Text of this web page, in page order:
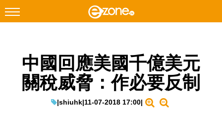
Facebook Instagram
科技焦點
中國回應美國千億美元
關稅威脅：作必要反制
|shiuhk|11-07-2018 17:00|